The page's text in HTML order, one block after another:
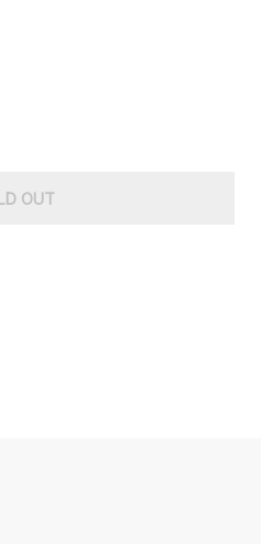
OUT
고체향수 백 참입니다. 양각로고와
며, 휴대가 간편한 스틱형 솔리
합니다.